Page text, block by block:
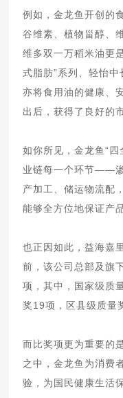
例如，金龙鱼开创的
谷维素、植物甾醇、
维多双一万稻米油更
式脂肪”系列、轻怡
亦将食用油的健康、
出后，获得了良好的
如你所见，金龙鱼“
业链每一个环节——
产加工、储运物流配
能够全方位地保证产
也正因如此，益海嘉
前，该公司总部及旗
项，其中，国家级质
奖19项，区县级质量
而比奖项更为重要的
之中，金龙鱼为消费
验，为国民健康生活